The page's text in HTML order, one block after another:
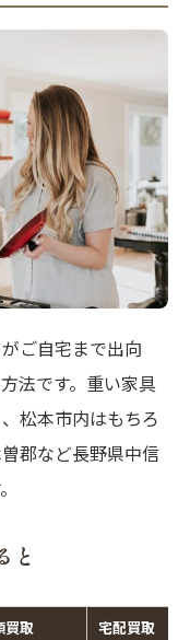
ご自宅まで出向
法です。重い家具
松本市内はもちろ
郡など長野県中信
と
買取 宅配買取